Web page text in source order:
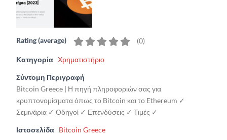
Rating (average) (0)
Κατηγορία Χρηματιστήριο
Σύντομη Περιγραφή
Bitcoin Greece | Η πηγή πληροφοριών σας για
κρυπτονομίσματα όπως το Bitcoin και το Ethereum ✓
Σεμινάρια ✓ Οδηγοί ✓ Επενδύσεις ✓ Τιμές ✓
Ιστοσελίδα Bitcoin Greece